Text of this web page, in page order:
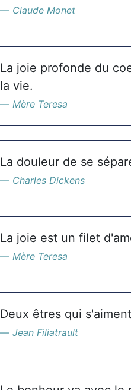
Claude Monet
La joie profonde du
la vie.
Mère Teresa
La douleur de se
Charles Dickens
La joie est un filet
Mère Teresa
Deux êtres qui
Jean Filiatrault